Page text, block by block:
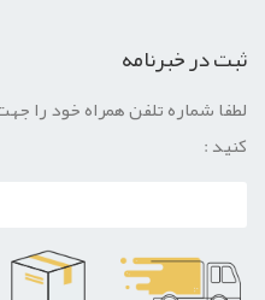
ثبت در خبرنامه
لطفا شماره تلفن همراه خود را
کنید :